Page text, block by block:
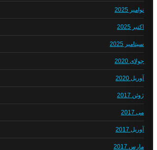
نوامبر 2025
اکتبر 2025
سپتامبر 2025
جولای 2020
آوریل 2020
ژوئن 2017
می 2017
آوریل 2017
مارس 2017